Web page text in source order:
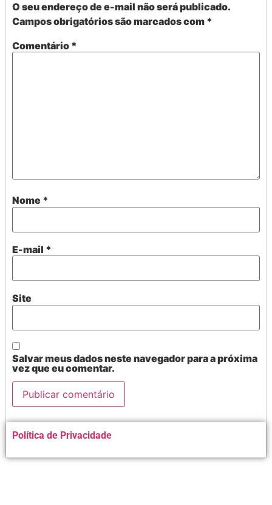
O seu endereço de e-mail não será publicado.
Campos obrigatórios são marcados com *
Comentário *
Nome *
E-mail *
Site
Salvar meus dados neste navegador para a próxima
vez que eu comentar.
Alternative:
Política de Privacidade